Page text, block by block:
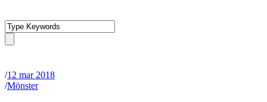
/12 mar 2018
/Mönster